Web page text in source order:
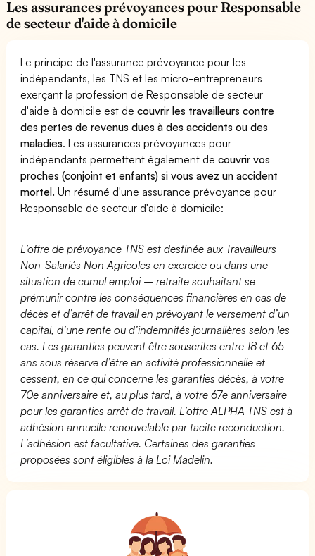
Les assurances prévoyances pour Responsable
de secteur d'aide à domicile
Le principe de l'assurance prévoyance pour les
indépendants, les TNS et les micro-entrepreneurs
exerçant la profession de Responsable de secteur
d'aide à domicile est decouvrir les travailleurs contre
des pertes de revenus dues à des accidents ou des
maladies. Les assurances prévoyances pour
indépendants permettent également decouvrir vos
proches (conjoint et enfants) si vous avez un accident
mortel. Un résumé d'une assurance prévoyance pour
Responsable de secteur d'aide à domicile:
L’offre de prévoyance TNS est destinée aux Travailleurs
Non-Salariés Non Agricoles en exercice ou dans une
situation de cumul emploi – retraite souhaitant se
prémunir contre les conséquences financières en cas de
décès et d’arrêt de travail en prévoyant le versement d’un
capital, d’une rente ou d’indemnités journalières selon les
cas. Les garanties peuvent être souscrites entre 18 et 65
ans sous réserve d’être en activité professionnelle et
cessent, en ce qui concerne les garanties décès, à votre
70e anniversaire et, au plus tard, à votre 67e anniversaire
pour les garanties arrêt de travail. L’offre ALPHA TNS est à
adhésion annuelle renouvelable par tacite reconduction.
L’adhésion est facultative. Certaines des garanties
proposées sont éligibles à la Loi Madelin.